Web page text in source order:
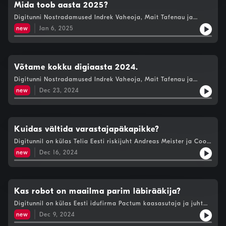
Mida toob aasta 2025?
Digitunni Nostradamused Indrek Vaheoja, Mait Tafenau ja
Andrus Raudsalu jätkavad ennustuste lainel. Käesolevas saates
vaatame tulevikku ja soovime kõigile head USB-C aastat!
new Jan 6, 2025
Võtame kokku digiaasta 2024.
Digitunni Nostradamused Indrek Vaheoja, Mait Tafenau ja
Andrus Raudsalu vaatavad kui täppi läksid nende ennustused
2024 aastaks ja annavad virtuaalseid auhindu saavutuste eest.
new Dec 23, 2024
Kuidas vältida varastajapäkapikke?
Digitunnil on külas Telia Eesti riskijuht Andreas Meister ja Coop
Panga IT-juht Martin Kuustik, kellega räägime küberohtudest
mis varitsevad pühedeaegseid ostlejaid. Kas maailm seisatus
koos Facebookiga? Räägime OpenAI jõulukalendrist ja
diagnoosimist. Stuudios on Andrus Raudsalu, Indrek Vaheoja ja
new Dec 16, 2024
Kas robot on maailma parim läbirääkija?
Digitunnil on külas Eesti idufirma Pactum kaasasutaja ja juht
Kaspar Korjus, kes annab aru Pactumi tegemistest maailma
suurfirmade teenindamisel. FBI soovitab - kasutage Signalit või
new Dec 9, 2024